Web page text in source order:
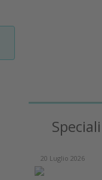
20 Luglio 2026